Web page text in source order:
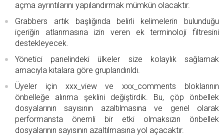
açma ayrıntılarını yapılandırmak mümkün olacaktır.
Grabbers artık başlığında belirli kelimelerin bulunduğu
içeriğin atlanmasına izin veren ek terminoloji filtresini
destekleyecek.
Yönetici panelindeki ülkeler size kolaylık sağlamak
amacıyla kıtalara göre gruplandırıldı.
Üyeler için xxx_view ve xxx_comments bloklarının
önbelleğe alınma şeklini değiştirdik. Bu, çöp önbellek
dosyalarının sayısının azaltılmasına ve genel olarak
performansta önemli bir etki olmaksızın önbellek
dosyalarının sayısının azaltılmasına yol açacaktır.